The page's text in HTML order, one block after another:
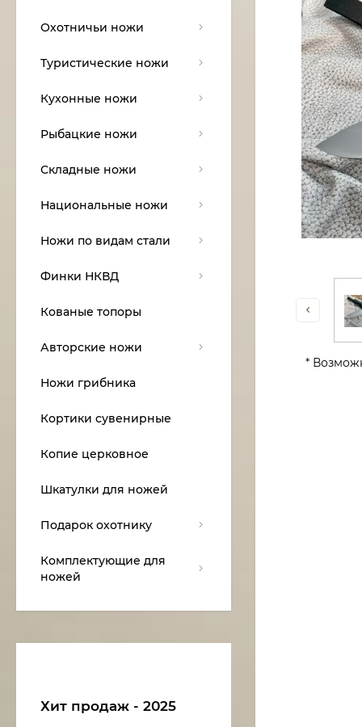
*
Охотничьи ножи
Туристические ножи
Кухонные ножи
Рыбацкие ножи
Складные ножи
Национальные ножи
Ножи по видам стали
Финки НКВД
Кованые топоры
Авторские ножи
Ножи грибника
Кортики сувенирные
Копие церковное
Шкатулки для ножей
Подарок охотнику
Комплектующие для
ножей
Хит продаж - 2025